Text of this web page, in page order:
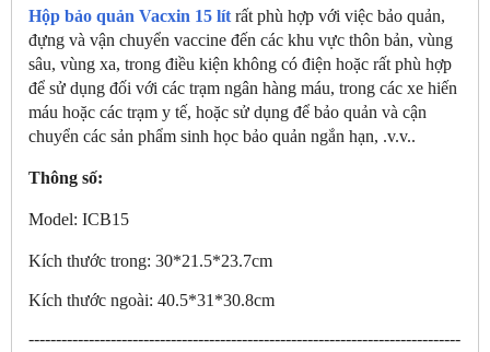
Hộp bảo quản Vacxin 15 lítrất phù hợp với việc bảo quản,
đựng và vận chuyển vaccine đến các khu vực thôn bản, vùng
sâu, vùng xa, trong điều kiện không có điện hoặc rất phù hợp
để sử dụng đối với các trạm ngân hàng máu, trong các xe hiến
máu hoặc các trạm y tế, hoặc sử dụng để bảo quản và cận
chuyển các sản phẩm sinh học bảo quản ngắn hạn, .v.v..
Thông số:
Model: ICB15
Kích thước trong: 30*21.5*23.7cm
Kích thước ngoài: 40.5*31*30.8cm
-------------------------------------------------------------------------------